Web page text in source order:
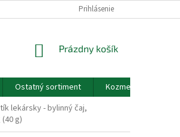
A VOP GDPR - PODMIENKY
Prihlásenie
NÁKUPNÝ
Prázdny košík
Ostatný sortiment Kozmetické výrobky
lekársky - bylinný čaj,
g)